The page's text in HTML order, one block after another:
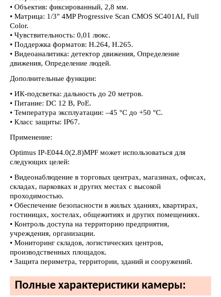
• Объектив: фиксированный, 2,8 мм.
• Матрица: 1/3" 4MP Progressive Scan CMOS SC401AI, Full
Color.
• Чувствительность: 0,01 люкс.
• Поддержка форматов: H.264, H.265.
• Видеоаналитика: детектор движения, Определение
движения, Определение людей.
Дополнительные функции:
• ИК-подсветка: дальность до 20 метров.
• Питание: DC 12 В, PoE.
• Температура эксплуатации: –45 °C до +50 °C.
• Класс защиты: IP67.
Применение:
Optimus IP-E044.0(2.8)MPF может использоваться для
следующих целей:
• Видеонаблюдение в торговых центрах, магазинах, офисах,
складах, парковках и других местах с высокой
проходимостью.
• Обеспечение безопасности в жилых зданиях, квартирах,
гостиницах, хостелах, общежитиях и других помещениях.
• Контроль доступа на территорию предприятия,
учреждения, организации.
• Мониторинг складов, логистических центров,
производственных площадок.
• Защита периметра, территории, зданий и сооружений.
Полные характеристики камеры: